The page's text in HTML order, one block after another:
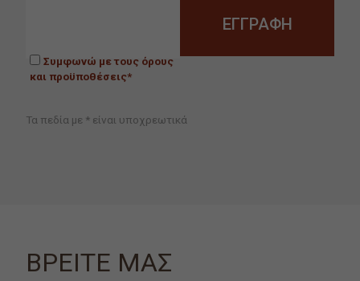
Συμφωνώ με τους όρους
και προϋποθέσεις*
Τα πεδία με * είναι υποχρεωτικά
ΒΡΕΙΤΕ ΜΑΣ